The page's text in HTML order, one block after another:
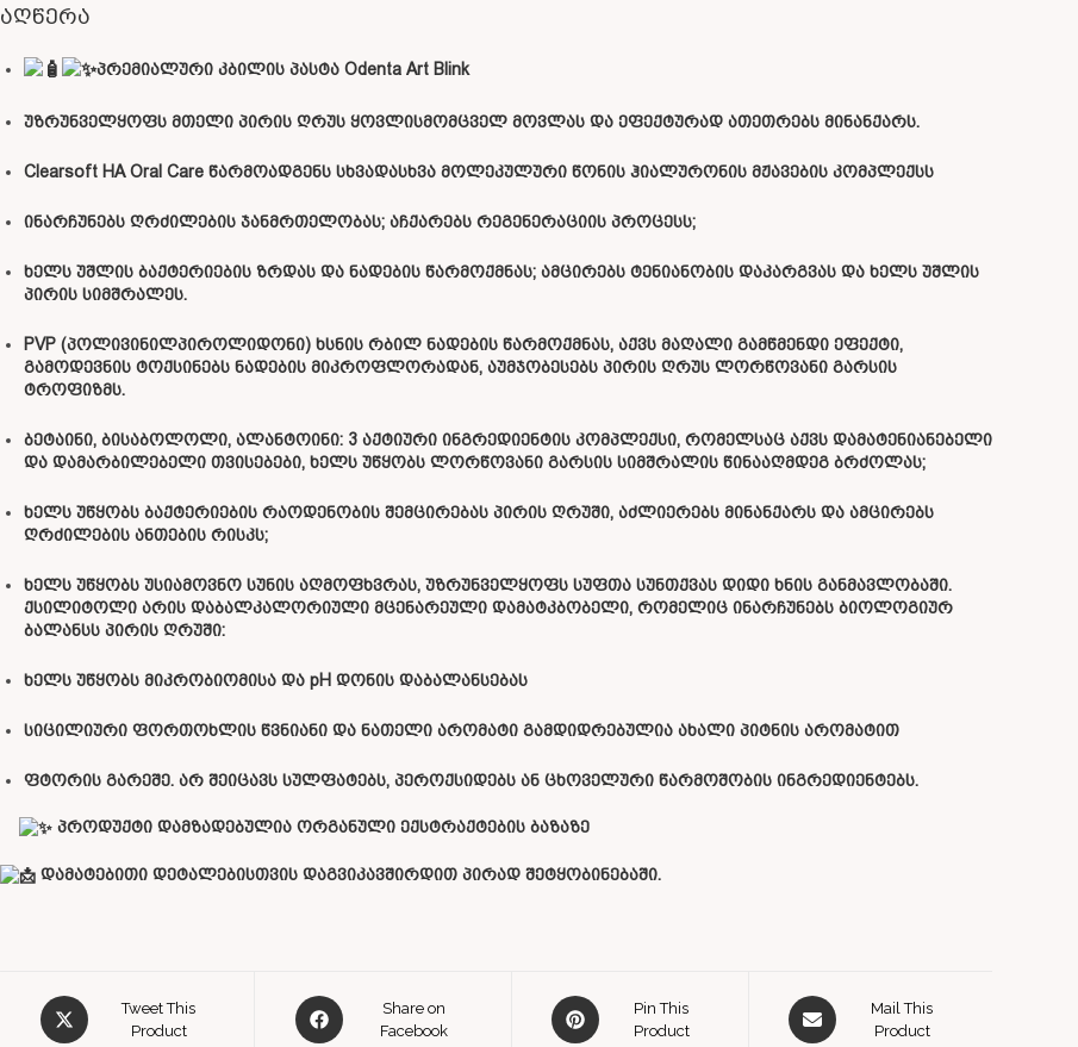
აღწერა
პრემიალური კბილის პასტა Odenta Art Blink
უზრუნველყოფს მთელი პირის ღრუს ყოვლისმომცველ მოვლას და ეფექტურად ათეთრებს მინანქარს.
Clearsoft HA Oral Care წარმოადგენს სხვადასხვა მოლეკულური წონის ჰიალურონის მჟავების კომპლექსს
ინარჩუნებს ღრძილების ჯანმრთელობას; აჩქარებს რეგენერაციის პროცესს;
ხელს უშლის ბაქტერიების ზრდას და ნადების წარმოქმნას; ამცირებს ტენიანობის დაკარგვას და ხელს უშლის
პირის სიმშრალეს.
PVP (პოლივინილპიროლიდონი) ხსნის რბილ ნადების წარმოქმნას, აქვს მაღალი გამწმენდი ეფექტი,
გამოდევნის ტოქსინებს ნადების მიკროფლორადან, აუმჯობესებს პირის ღრუს ლორწოვანი გარსის
ტროფიზმს.
ბეტაინი, ბისაბოლოლი, ალანტოინი: 3 აქტიური ინგრედიენტის კომპლექსი, რომელსაც აქვს დამატენიანებელი
და დამარბილებელი თვისებები, ხელს უწყობს ლორწოვანი გარსის სიმშრალის წინააღმდეგ ბრძოლას;
ხელს უწყობს ბაქტერიების რაოდენობის შემცირებას პირის ღრუში, აძლიერებს მინანქარს და ამცირებს
ღრძილების ანთების რისკს;
ხელს უწყობს უსიამოვნო სუნის აღმოფხვრას, უზრუნველყოფს სუფთა სუნთქვას დიდი ხნის განმავლობაში.
ქსილიტოლი არის დაბალკალორიული მცენარეული დამატკბობელი, რომელიც ინარჩუნებს ბიოლოგიურ
ბალანსს პირის ღრუში:
ხელს უწყობს მიკრობიომისა და pH დონის დაბალანსებას
სიცილიური ფორთოხლის წვნიანი და ნათელი არომატი გამდიდრებულია ახალი პიტნის არომატით
ფტორის გარეშე. არ შეიცავს სულფატებს, პეროქსიდებს ან ცხოველური წარმოშობის ინგრედიენტებს.
პროდუქტი დამზადებულია ორგანული ექსტრაქტების ბაზაზე
დამატებითი დეტალებისთვის დაგვიკავშირდით პირად შეტყობინებაში.
Tweet This
Product
Share on
Facebook
Pin This
Product
Mail This
Product